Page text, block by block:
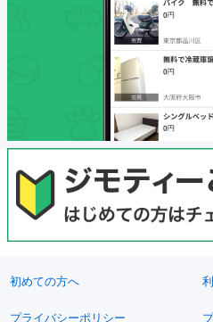
初めての方へ
プライバシーポリシー